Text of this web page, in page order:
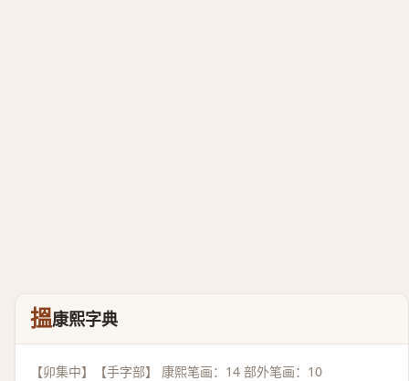
搵康熙字典
【卯集中】【手字部】 康熙笔画：14 部外笔画：10